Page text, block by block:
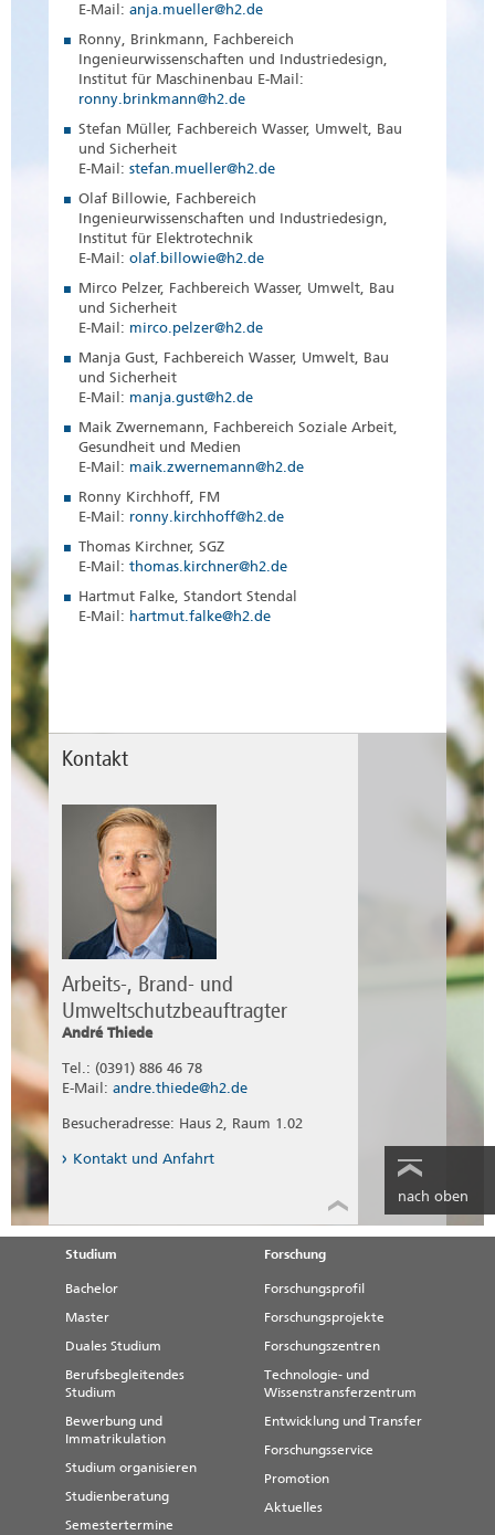
E-Mail: anja.mueller@h2.de
Ronny, Brinkmann, Fachbereich
Ingenieurwissenschaften und Industriedesign,
Institut für Maschinenbau E-Mail:
ronny.brinkmann@h2.de
Stefan Müller, Fachbereich Wasser, Umwelt, Bau
und Sicherheit
E-Mail: stefan.mueller@h2.de
Olaf Billowie, Fachbereich
Ingenieurwissenschaften und Industriedesign,
Institut für Elektrotechnik
E-Mail: olaf.billowie@h2.de
Mirco Pelzer, Fachbereich Wasser, Umwelt, Bau
und Sicherheit
E-Mail: mirco.pelzer@h2.de
Manja Gust, Fachbereich Wasser, Umwelt, Bau
und Sicherheit
E-Mail: manja.gust@h2.de
Maik Zwernemann, Fachbereich Soziale Arbeit,
Gesundheit und Medien
E-Mail: maik.zwernemann@h2.de
Ronny Kirchhoff, FM
E-Mail: ronny.kirchhoff@h2.de
Thomas Kirchner, SGZ
E-Mail: thomas.kirchner@h2.de
Hartmut Falke, Standort Stendal
E-Mail: hartmut.falke@h2.de
Kontakt
Arbeits-, Brand- und
Umweltschutzbeauftragter
André Thiede
Tel.: (0391) 886 46 78
E-Mail: andre.thiede@h2.de
Besucheradresse: Haus 2, Raum 1.02
Kontakt und Anfahrt
nach oben
Studium
Bachelor
Master
Duales Studium
Berufsbegleitendes
Studium
Bewerbung und
Immatrikulation
Studium organisieren
Studienberatung
Semestertermine
Forschung
Forschungsprofil
Forschungsprojekte
Forschungszentren
Technologie- und
Wissenstransferzentrum
Entwicklung und Transfer
Forschungsservice
Promotion
Aktuelles